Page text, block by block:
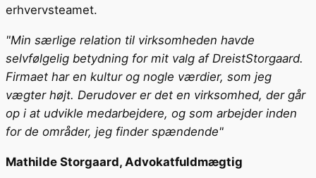
erhvervsteamet.
"Min særlige relation til virksomheden havde
selvfølgelig betydning for mit valg af DreistStorgaard.
Firmaet har en kultur og nogle værdier, som jeg
vægter højt. Derudover er det en virksomhed, der går
op i at udvikle medarbejdere, og som arbejder inden
for de områder, jeg finder spændende"
Mathilde Storgaard, Advokatfuldmægtig